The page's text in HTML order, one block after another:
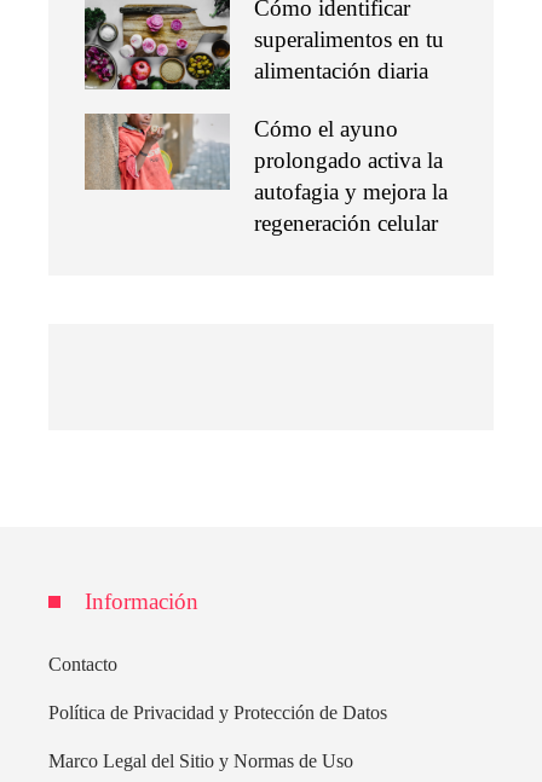
Cómo identificar
superalimentos en tu
alimentación diaria
Cómo el ayuno
prolongado activa la
autofagia y mejora la
regeneración celular
Información
Contacto
Política de Privacidad y Protección de Datos
Marco Legal del Sitio y Normas de Uso